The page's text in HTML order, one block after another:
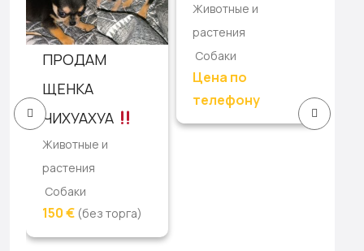
ПРОДАМ
ЩЕНКА
ЧИХУАХУА
Животные и
растения
Собаки
150 € (без торга)
Животные и
растения
Собаки
Цена по
телефону